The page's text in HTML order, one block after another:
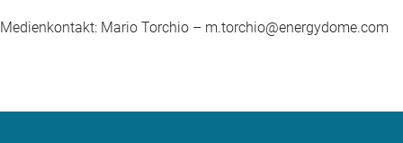
Medienkontakt: Mario Torchio – m.torchio@energydome.com